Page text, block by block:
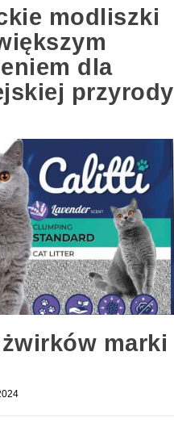
modliszki
dla
przyrody
marki